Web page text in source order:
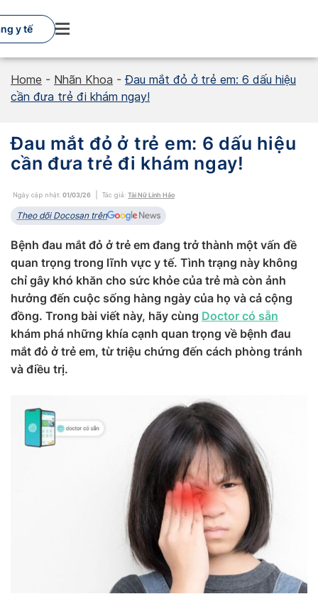
to
content
y tế
Home - Nhãn Khoa - Đau mắt đỏ ở trẻ em: 6 dấu hiệu
cần đưa trẻ đi khám ngay!
Đau mắt đỏ ở trẻ em: 6 dấu hiệu
cần đưa trẻ đi khám ngay!
Ngày cập nhật: 01/03/26 Tác giả: Tài Nữ Linh Hảo
Theo dõi Docosan trên
Bệnh đau mắt đỏ ở trẻ em đang trở thành một vấn đề
quan trọng trong lĩnh vực y tế. Tình trạng này không
chỉ gây khó khăn cho sức khỏe của trẻ mà còn ảnh
hưởng đến cuộc sống hàng ngày của họ và cả cộng
đồng. Trong bài viết này, hãy cùng Doctor có sẵn
khám phá những khía cạnh quan trọng về bệnh đau
mắt đỏ ở trẻ em, từ triệu chứng đến cách phòng tránh
và điều trị.